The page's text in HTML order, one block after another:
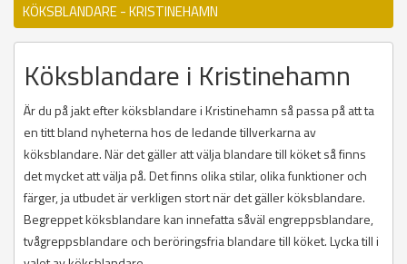
KÖKSBLANDARE - KRISTINEHAMN
Köksblandare i Kristinehamn
Är du på jakt efter köksblandare i Kristinehamn så passa på att ta
en titt bland nyheterna hos de ledande tillverkarna av
köksblandare. När det gäller att välja blandare till köket så finns
det mycket att välja på. Det finns olika stilar, olika funktioner och
färger, ja utbudet är verkligen stort när det gäller köksblandare.
Begreppet köksblandare kan innefatta såväl engreppsblandare,
tvågreppsblandare och beröringsfria blandare till köket. Lycka till i